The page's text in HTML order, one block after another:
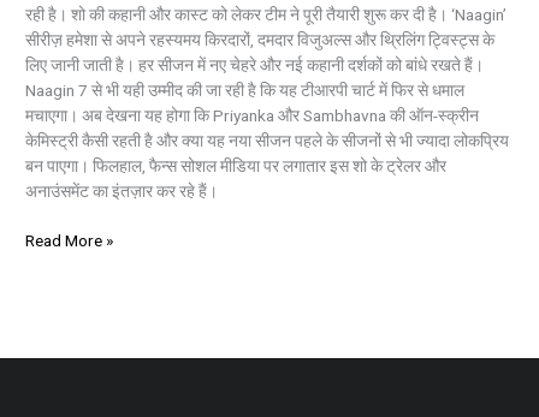
रही है। शो की कहानी और कास्ट को लेकर टीम ने पूरी तैयारी शुरू कर दी है। ‘Naagin’
सीरीज़ हमेशा से अपने रहस्यमय किरदारों, दमदार विजुअल्स और थ्रिलिंग ट्विस्ट्स के
लिए जानी जाती है। हर सीजन में नए चेहरे और नई कहानी दर्शकों को बांधे रखते हैं।
Naagin 7 से भी यही उम्मीद की जा रही है कि यह टीआरपी चार्ट में फिर से धमाल
मचाएगा। अब देखना यह होगा कि Priyanka और Sambhavna की ऑन-स्क्रीन
केमिस्ट्री कैसी रहती है और क्या यह नया सीजन पहले के सीजनों से भी ज्यादा लोकप्रिय
बन पाएगा। फिलहाल, फैन्स सोशल मीडिया पर लगातार इस शो के ट्रेलर और
अनाउंसमेंट का इंतज़ार कर रहे हैं।
Read More »